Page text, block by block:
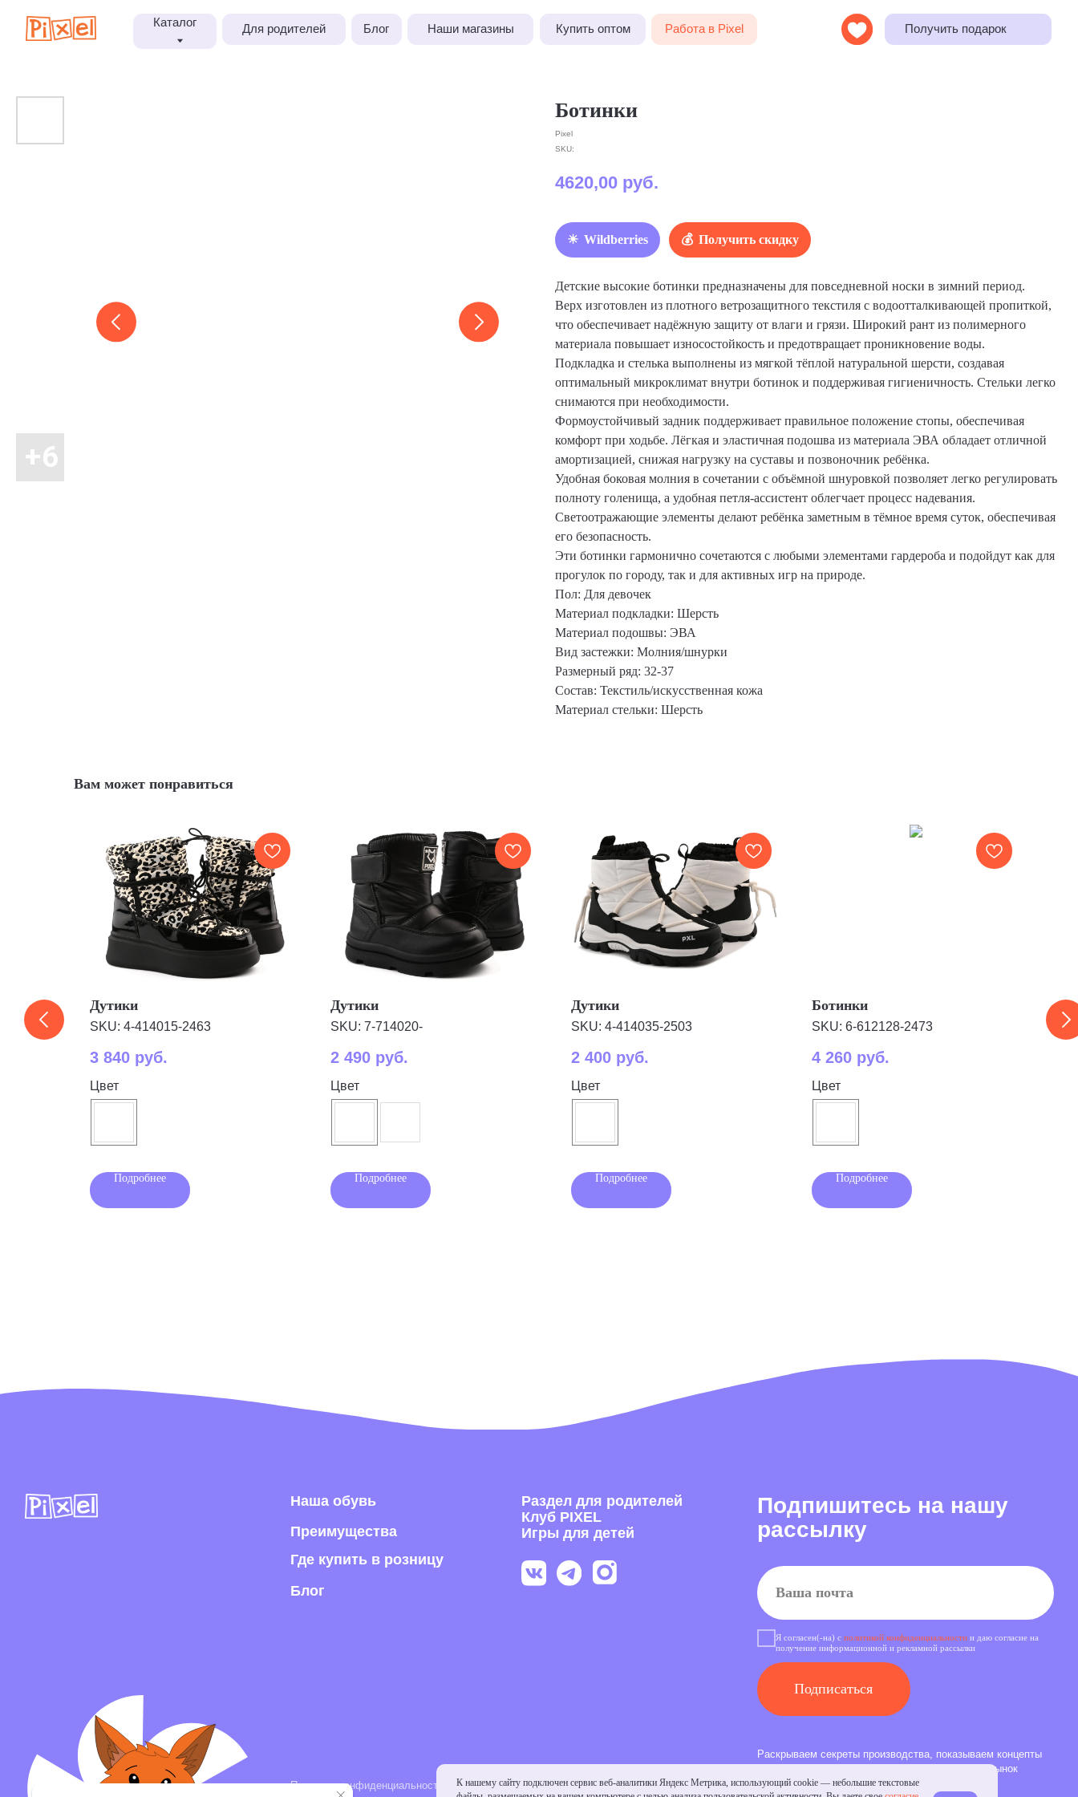
Каталог Для родителей Блог Наши магазины Купить оптом Работа в Pixel Получить подарок
Ботинки
Pixel
SKU:
4620,00 руб.
Wildberries Получить скидку
Детские высокие ботинки предназначены для повседневной носки в зимний период.
Верх изготовлен из плотного ветрозащитного текстиля с водоотталкивающей пропиткой,
что обеспечивает надёжную защиту от влаги и грязи. Широкий рант из полимерного
материала повышает износостойкость и предотвращает проникновение воды.
Подкладка и стелька выполнены из мягкой тёплой натуральной шерсти, создавая
оптимальный микроклимат внутри ботинок и поддерживая гигиеничность. Стельки легко
снимаются при необходимости.
Формоустойчивый задник поддерживает правильное положение стопы, обеспечивая
комфорт при ходьбе. Лёгкая и эластичная подошва из материала ЭВА обладает отличной
амортизацией, снижая нагрузку на суставы и позвоночник ребёнка.
Удобная боковая молния в сочетании с объёмной шнуровкой позволяет легко регулировать
полноту голенища, а удобная петля-ассистент облегчает процесс надевания.
Светоотражающие элементы делают ребёнка заметным в тёмное время суток, обеспечивая
его безопасность.
Эти ботинки гармонично сочетаются с любыми элементами гардероба и подойдут как для
прогулок по городу, так и для активных игр на природе.
Пол: Для девочек
Материал подкладки: Шерсть
Материал подошвы: ЭВА
Вид застежки: Молния/шнурки
Размерный ряд: 32-37
Состав: Текстиль/искусственная кожа
Материал стельки: Шерсть
Вам может понравиться
Дутики
SKU: 4-414015-2463
3 840 руб.
Цвет
Подробнее
Дутики
SKU: 7-714020-
2 490 руб.
Цвет
Подробнее
Дутики
SKU: 4-414035-2503
2 400 руб.
Цвет
Подробнее
Ботинки
SKU: 6-612128-2473
4 260 руб.
Цвет
Подробнее
Раскрываем секреты производства, показываем концепты
обуви из нового сезона и каждый день делаем рынок
российской обуви качественнее
Подписаться
Политика конфиденциальности
К нашему сайту подключен сервис веб-аналитики Яндекс Метрика, использующий cookie — небольшие текстовые